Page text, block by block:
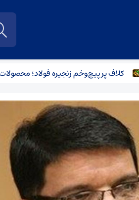
کلاف پرپیچ‌وخم زنجیره فولاد؛ محصولات